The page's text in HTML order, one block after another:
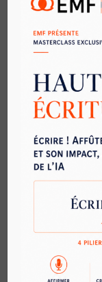
Produire un
Définir et
communication
Premiere Pro